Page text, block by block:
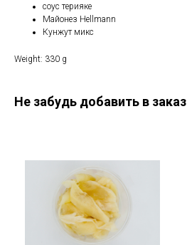
соус терияке
Майонез Hellmann
Кунжут микс
Weight: 330 g
Не забудь добавить в заказ